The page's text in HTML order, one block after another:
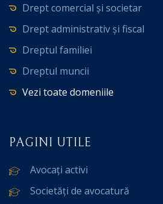
Drept comercial și societar
Drept administrativ și fiscal
Dreptul familiei
Dreptul muncii
Vezi toate domeniile
PAGINI UTILE
Avocați activi
Societăți de avocatură